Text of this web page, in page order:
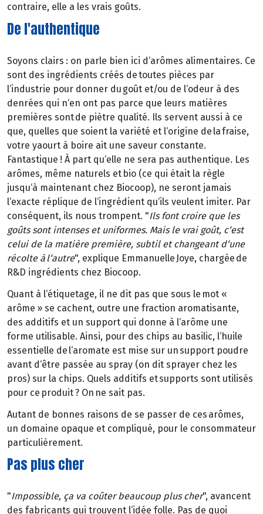
contraire, elle a les vrais goûts.
De l'authentique
Soyons clairs : on parle bien ici d‘arômes alimentaires. Ce
sont des ingrédients créés de toutes pièces par
l‘industrie pour donner du goût et/ou de l‘odeur à des
denrées qui n‘en ont pas parce que leurs matières
premières sont de piètre qualité. Ils servent aussi à ce
que, quelles que soient la variété et l‘origine de la fraise,
votre yaourt à boire ait une saveur constante.
Fantastique ! À part qu‘elle ne sera pas authentique. Les
arômes, même naturels et bio (ce qui était la règle
jusqu‘à maintenant chez Biocoop), ne seront jamais
l‘exacte réplique de l‘ingrédient qu‘ils veulent imiter. Par
conséquent, ils nous trompent. "Ils font croire que les
goûts sont intenses et uniformes. Mais le vrai goût, c‘est
celui de la matière première, subtil et changeant d‘une
récolte à l‘autre", explique Emmanuelle Joye, chargée de
R&D ingrédients chez Biocoop.
Quant à l‘étiquetage, il ne dit pas que sous le mot «
arôme » se cachent, outre une fraction aromatisante,
des additifs et un support qui donne à l‘arôme une
forme utilisable. Ainsi, pour des chips au basilic, l‘huile
essentielle de l‘aromate est mise sur un support poudre
avant d‘être passée au spray (on dit sprayer chez les
pros) sur la chips. Quels additifs et supports sont utilisés
pour ce produit ? On ne sait pas.
Autant de bonnes raisons de se passer de ces arômes,
un domaine opaque et compliqué, pour le consommateur
particulièrement.
Pas plus cher
"Impossible, ça va coûter beaucoup plus cher", avancent
des fabricants qui trouvent l‘idée folle. Pas de quoi